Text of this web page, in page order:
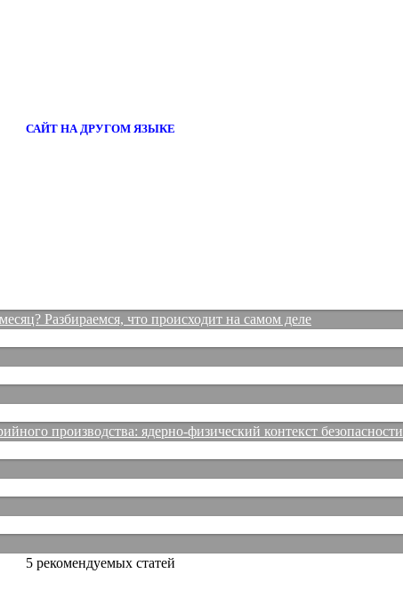
САЙТ НА ДРУГОМ ЯЗЫКЕ
Разбираемся, что происходит на самом деле
производства: ядерно-физический контекст безопасности
5 рекомендуемых статей